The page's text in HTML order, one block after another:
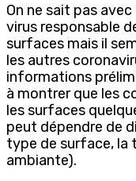
On ne sait pas
virus responsable
surfaces mais il
les autres
informations
à montrer que les
les surfaces
peut dépendre de
type de surface, la
ambiante).